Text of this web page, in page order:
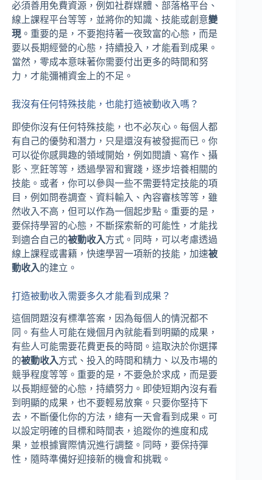
必須善用免費資源，例如社群媒體、部落格平台、
線上課程平台等等，並將你的知識、技能或創意變
現 。重要的是，不要抱持著一夜致富的心態，而是
要以長期經營的心態，持續投入，才能看到成果。
當然，零成本意味著你需要付出更多的時間和努
力，才能彌補資金上的不足。
我沒有任何特殊技能，也能打造被動收入嗎？
即使你沒有任何特殊技能，也不必灰心。每個人都
有自己的優勢和潛力，只是還沒有被發掘而已。你
可以從你感興趣的領域開始，例如閱讀、寫作、攝
影、烹飪等等，透過學習和實踐，逐步培養相關的
技能。或者，你可以參與一些不需要特定技能的項
目，例如問卷調查、資料輸入、內容審核等等，雖
然收入不高，但可以作為一個起步點。重要的是，
要保持學習的心態，不斷探索新的可能性，才能找
到適合自己的被動收入方式。同時，可以考慮透過
線上課程或書籍，快速學習一項新的技能，加速被
動收入的建立。
打造被動收入需要多久才能看到成果？
這個問題沒有標準答案，因為每個人的情況都不
同。有些人可能在幾個月內就能看到明顯的成果，
有些人可能需要花費更長的時間。這取決於你選擇
的被動收入方式、投入的時間和精力、以及市場的
競爭程度等等。重要的是，不要急於求成，而是要
以長期經營的心態，持續努力。即使短期內沒有看
到明顯的成果，也不要輕易放棄。只要你堅持下
去，不斷優化你的方法，總有一天會看到成果。可
以設定明確的目標和時間表，追蹤你的進度和成
果，並根據實際情況進行調整。同時，要保持彈
性，隨時準備好迎接新的機會和挑戰。